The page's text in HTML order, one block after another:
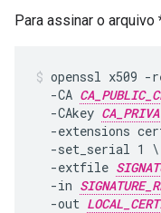
Para assinar o
openssl x509 -
  -CA
  -CAkey
-extensions
  -set_serial 1 \
  -extfile
  -in
  -out